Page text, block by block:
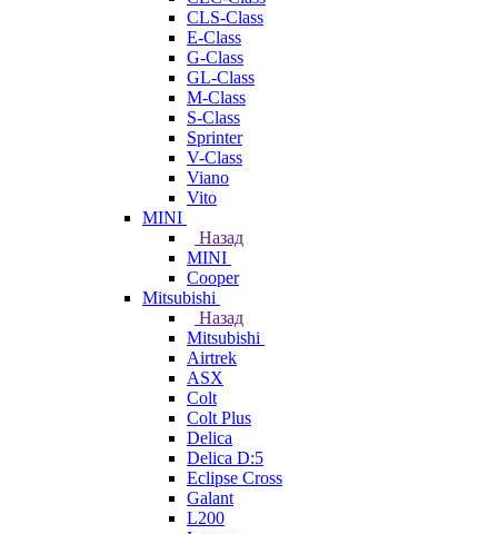
CLS-Class
E-Class
G-Class
GL-Class
M-Class
S-Class
Sprinter
V-Class
Viano
Vito
MINI
Назад
MINI
Cooper
Mitsubishi
Назад
Mitsubishi
Airtrek
ASX
Colt
Colt Plus
Delica
Delica D:5
Eclipse Cross
Galant
L200